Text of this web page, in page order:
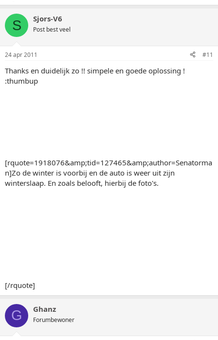
S Sjors-V6
Post best veel
24 apr 2011 #11
Thanks en duidelijk zo !! simpele en goede oplossing !
:thumbup
[rquote=1918076&amp;tid=127465&amp;author=Senatorma
n]Zo de winter is voorbij en de auto is weer uit zijn
winterslaap. En zoals belooft, hierbij de foto's.
[/rquote]
G Ghanz
Forumbewoner